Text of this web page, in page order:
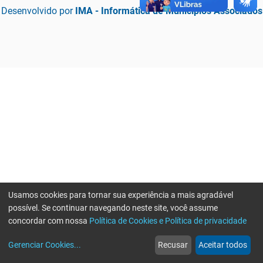
Desenvolvido por IMA - Informática de Municípios Associados
web
Notícias
more_horiz
Mais
Usamos cookies para tornar sua experiência a mais agradável
possível. Se continuar navegando neste site, você assume
concordar com nossa Política de Cookies e Política de privacidade
Gerenciar Cookies... Recusar Aceitar todos
Erro ao enviar informações, por favor tente novamente